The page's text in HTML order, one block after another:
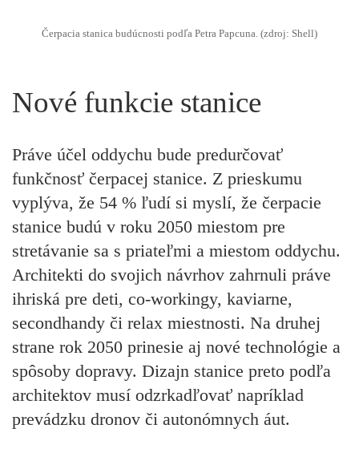
Čerpacia stanica budúcnosti podľa Petra Papcuna. (zdroj: Shell)
Nové funkcie stanice
Práve účel oddychu bude predurčovať
funkčnosť čerpacej stanice. Z prieskumu
vyplýva, že 54 % ľudí si myslí, že čerpacie
stanice budú v roku 2050 miestom pre
stretávanie sa s priateľmi a miestom oddychu.
Architekti do svojich návrhov zahrnuli práve
ihriská pre deti, co-workingy, kaviarne,
secondhandy či relax miestnosti. Na druhej
strane rok 2050 prinesie aj nové technológie a
spôsoby dopravy. Dizajn stanice preto podľa
architektov musí odzrkadľovať napríklad
prevádzku dronov či autonómnych áut.